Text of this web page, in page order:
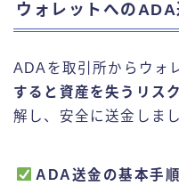
ウォレットへの
ADAを取引所からウォ
すると資産を失うリスク
解し、安全に送金しまし
ADA送金の基本手順